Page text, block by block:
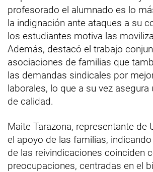
profesorado el alumnado es lo
la indignación ante ataques a su
los estudiantes motiva las
Además, destacó el trabajo
asociaciones de familias que
las demandas sindicales por
laborales, lo que a su vez asegura
de calidad.
Maite Tarazona, representante de
el apoyo de las familias,
de las reivindicaciones coinciden
preocupaciones, centradas en el